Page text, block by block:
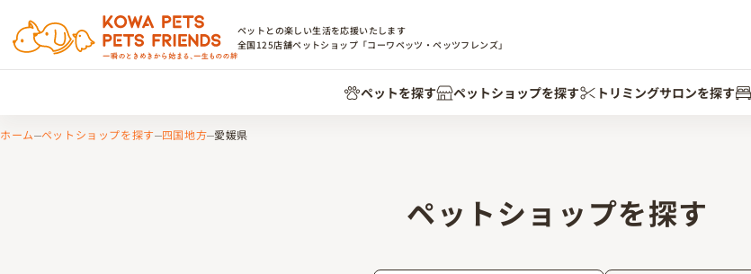
ペットとの楽しい生活を応援いたします
全国125店舗ペットショップ「コーワペッツ・ペッツフレンズ」
ペットを探す ペットショップを探す トリミングサロンを探す
ホーム ペットショップを探す 四国地方 愛媛県
ペットショップを探す